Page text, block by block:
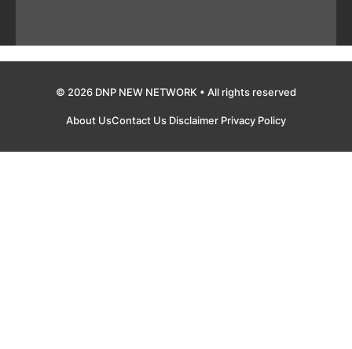
© 2026 DNP NEW NETWORK • All rights reserved
About UsContact Us Disclaimer Privacy Policy